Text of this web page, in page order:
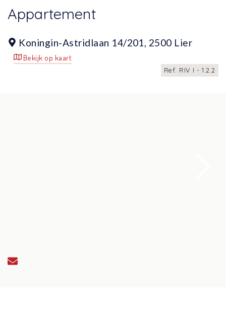
Appartement
Koningin-Astridlaan 14/201, 2500 Lier
Bekijk op kaart
Ref: RIV I - 1.2.2